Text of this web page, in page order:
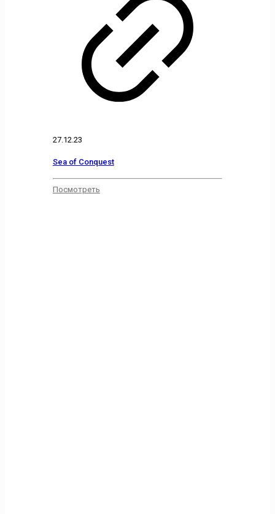
27.12.23
Sea of Conquest
Посмотреть